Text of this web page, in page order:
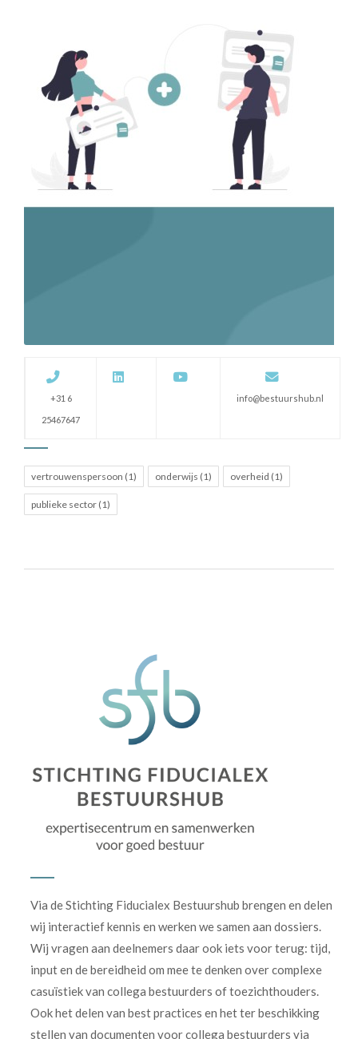
+31 6
25467647
info@bestuurshub.nl
vertrouwenspersoon (1) onderwijs (1) overheid (1)
publieke sector (1)
Via de Stichting Fiducialex Bestuurshub brengen en delen
wij interactief kennis en werken we samen aan dossiers.
Wij vragen aan deelnemers daar ook iets voor terug: tijd,
input en de bereidheid om mee te denken over complexe
casuïstiek van collega bestuurders of toezichthouders.
Ook het delen van best practices en het ter beschikking
stellen van documenten voor collega bestuurders via